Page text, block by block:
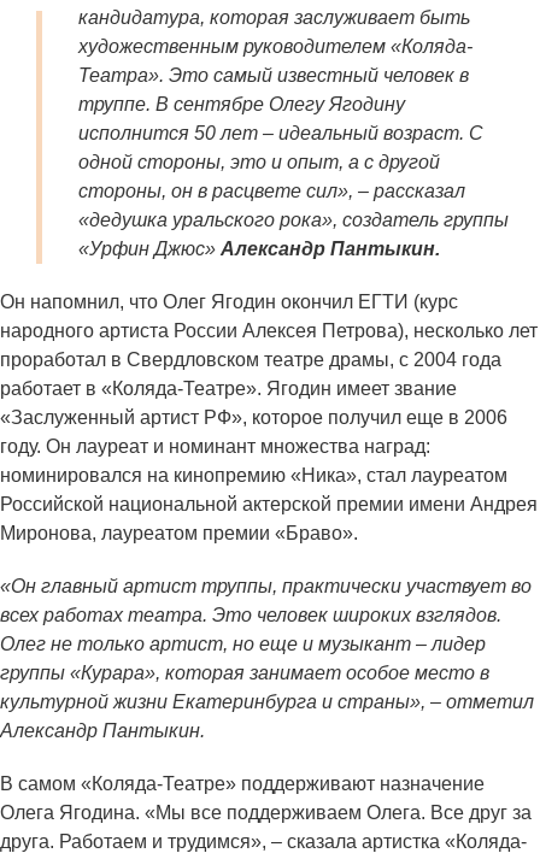
кандидатура, которая заслуживает быть
художественным руководителем «Коляда-
Театра». Это самый известный человек в
труппе. В сентябре Олегу Ягодину
исполнится 50 лет – идеальный возраст. С
одной стороны, это и опыт, а с другой
стороны, он в расцвете сил», – рассказал
«дедушка уральского рока», создатель группы
«Урфин Джюс» Александр Пантыкин.
Он напомнил, что Олег Ягодин окончил ЕГТИ (курс
народного артиста России Алексея Петрова), несколько лет
проработал в Свердловском театре драмы, с 2004 года
работает в «Коляда-Театре». Ягодин имеет звание
«Заслуженный артист РФ», которое получил еще в 2006
году. Он лауреат и номинант множества наград:
номинировался на кинопремию «Ника», стал лауреатом
Российской национальной актерской премии имени Андрея
Миронова, лауреатом премии «Браво».
«Он главный артист труппы, практически участвует во
всех работах театра. Это человек широких взглядов.
Олег не только артист, но еще и музыкант – лидер
группы «Курара», которая занимает особое место в
культурной жизни Екатеринбурга и страны», – отметил
Александр Пантыкин.
В самом «Коляда-Театре» поддерживают назначение
Олега Ягодина. «Мы все поддерживаем Олега. Все друг за
друга. Работаем и трудимся», – сказала артистка «Коляда-